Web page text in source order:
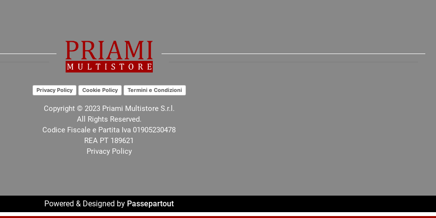
Privacy Policy Cookie Policy Termini e Condizioni
Copyright © 2023 Priami Multistore S.r.l.
All Rights Reserved.
Codice Fiscale e Partita Iva 01905230478
REA PT 189621
Privacy Policy
Powered & Designed by Passepartout